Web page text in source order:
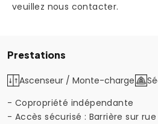
veuillez nous contacter.
Prestations
Ascenseur / Monte-charge
- Copropriété indépendante
- Accès sécurisé : Barrière sur